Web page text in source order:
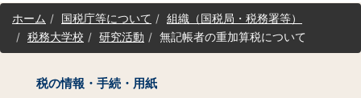
サ
イホーム 国税庁等について
組織（国税局・税務署等）
税務大学校
研究活動 無記帳者の重加算税について
税の情報・手続・用紙